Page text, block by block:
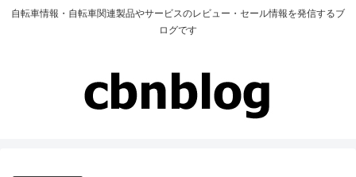
自転車情報・自転車関連製品やサービスのレビュー・セール情報を発信するブ
ログです